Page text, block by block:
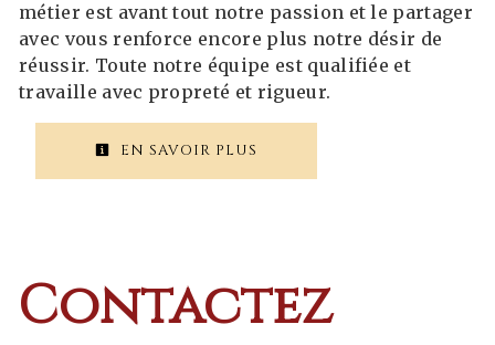
métier est avant tout notre passion et le partager
avec vous renforce encore plus notre désir de
réussir. Toute notre équipe est qualifiée et
travaille avec propreté et rigueur.
EN SAVOIR PLUS
Contactez